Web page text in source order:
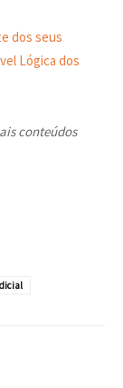
dos seus
Lógica dos
conteúdos